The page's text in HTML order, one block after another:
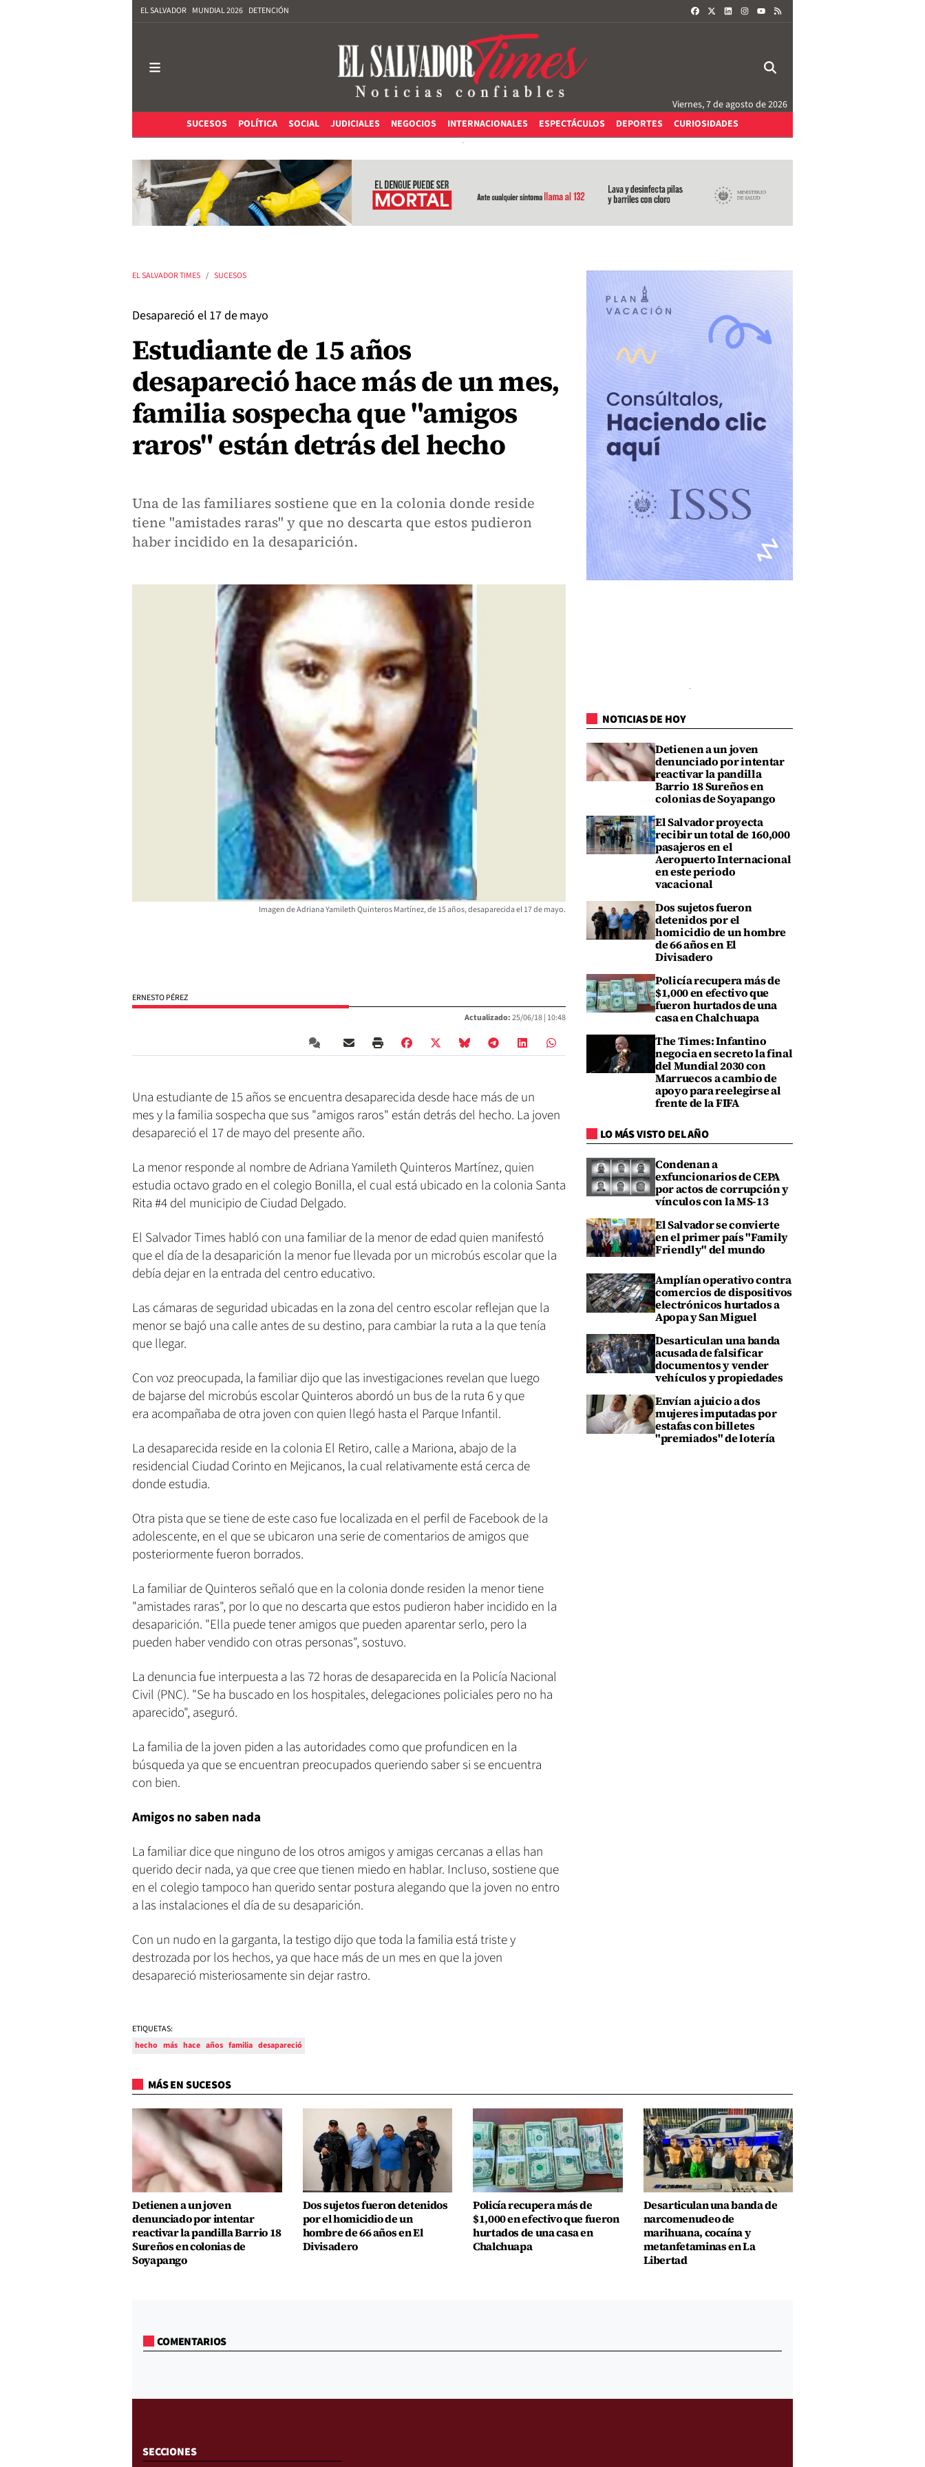
EL SALVADOR MUNDIAL 2026 DETENCIÓN FACEBOOKLINKEDININSTAGRAM
Viernes, 7 de agosto de 2026
SUCESOS
POLÍTICA SOCIAL JUDICIALES NEGOCIOS INTERNACIONALES ESPECTÁCULOS DEPORTES CURIOSIDADES
EL SALVADOR TIMES SUCESOS
Desapareció el 17 de mayo
Estudiante de 15 años
desapareció hace más de un mes,
familia sospecha que "amigos
raros" están detrás del hecho
Una de las familiares sostiene que en la colonia donde reside
tiene "amistades raras" y que no descarta que estos pudieron
haber incidido en la desaparición.
Imagen de Adriana Yamileth Quinteros Martínez, de 15 años, desaparecida el 17 de mayo.
ERNESTO PÉREZ
Actualizado:25/06/18 | 10:48
Una estudiante de 15 años se encuentra desaparecida desde hace más de un
mes y la familia sospecha que sus "amigos raros" están detrás del hecho. La joven
desapareció el 17 de mayo del presente año.
La menor responde al nombre de Adriana Yamileth Quinteros Martínez, quien
estudia octavo grado en el colegio Bonilla, el cual está ubicado en la colonia Santa
Rita #4 del municipio de Ciudad Delgado.
El Salvador Times habló con una familiar de la menor de edad quien manifestó
que el día de la desaparición la menor fue llevada por un microbús escolar que la
debía dejar en la entrada del centro educativo.
Las cámaras de seguridad ubicadas en la zona del centro escolar reflejan que la
menor se bajó una calle antes de su destino, para cambiar la ruta a la que tenía
que llegar.
Con voz preocupada, la familiar dijo que las investigaciones revelan que luego
de bajarse del microbús escolar Quinteros abordó un bus de la ruta 6 y que
era acompañaba de otra joven con quien llegó hasta el Parque Infantil.
La desaparecida reside en la colonia El Retiro, calle a Mariona, abajo de la
residencial Ciudad Corinto en Mejicanos, la cual relativamente está cerca de
donde estudia.
Otra pista que se tiene de este caso fue localizada en el perfil de Facebook de la
adolescente, en el que se ubicaron una serie de comentarios de amigos que
posteriormente fueron borrados.
La familiar de Quinteros señaló que en la colonia donde residen la menor tiene
"amistades raras", por lo que no descarta que estos pudieron haber incidido en la
desaparición. "Ella puede tener amigos que pueden aparentar serlo, pero la
pueden haber vendido con otras personas", sostuvo.
La denuncia fue interpuesta a las 72 horas de desaparecida en la Policía Nacional
Civil (PNC). "Se ha buscado en los hospitales, delegaciones policiales pero no ha
aparecido", aseguró.
La familia de la joven piden a las autoridades como que profundicen en la
búsqueda ya que se encuentran preocupados queriendo saber si se encuentra
con bien.
Amigos no saben nada
La familiar dice que ninguno de los otros amigos y amigas cercanas a ellas han
querido decir nada, ya que cree que tienen miedo en hablar. Incluso, sostiene que
en el colegio tampoco han querido sentar postura alegando que la joven no entro
a las instalaciones el día de su desaparición.
Con un nudo en la garganta, la testigo dijo que toda la familia está triste y
destrozada por los hechos, ya que hace más de un mes en que la joven
desapareció misteriosamente sin dejar rastro.
ETIQUETAS:
hecho más hace años familia desapareció
NOTICIAS DE HOY
Detienen a un joven
denunciado por intentar
reactivar la pandilla
Barrio 18 Sureños en
colonias de Soyapango
El Salvador proyecta
recibir un total de 160,000
pasajeros en el
Aeropuerto Internacional
en este periodo
vacacional
Dos sujetos fueron
detenidos por el
homicidio de un hombre
de 66 años en El
Divisadero
Policía recupera más de
$1,000 en efectivo que
fueron hurtados de una
casa en Chalchuapa
The Times: Infantino
negocia en secreto la final
del Mundial 2030 con
Marruecos a cambio de
apoyo para reelegirse al
frente de la FIFA
LO MÁS VISTO DEL AÑO
Condenan a
exfuncionarios de CEPA
por actos de corrupción y
vínculos con la MS-13
El Salvador se convierte
en el primer país "Family
Friendly" del mundo
Amplían operativo contra
comercios de dispositivos
electrónicos hurtados a
Apopa y San Miguel
Desarticulan una banda
acusada de falsificar
documentos y vender
vehículos y propiedades
Envían a juicio a dos
mujeres imputadas por
estafas con billetes
"premiados" de lotería
MÁS EN SUCESOS
Detienen a un joven
denunciado por intentar
reactivar la pandilla Barrio 18
Sureños en colonias de
Soyapango
Dos sujetos fueron detenidos
por el homicidio de un
hombre de 66 años en El
Divisadero
Policía recupera más de
$1,000 en efectivo que fueron
hurtados de una casa en
Chalchuapa
Desarticulan una banda de
narcomenudeo de
marihuana, cocaína y
metanfetaminas en La
Libertad
COMENTARIOS
SECCIONES